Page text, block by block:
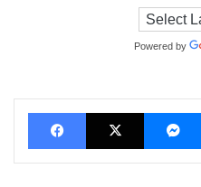
Powered by
FacebookX